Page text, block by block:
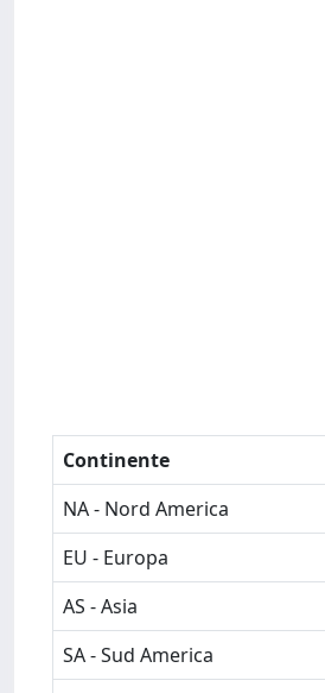
Continente
NA - Nord America
EU - Europa
AS - Asia
SA - Sud America